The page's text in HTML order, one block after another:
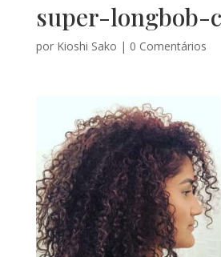
super-longbob-
por Kioshi Sako | 0 Comentários